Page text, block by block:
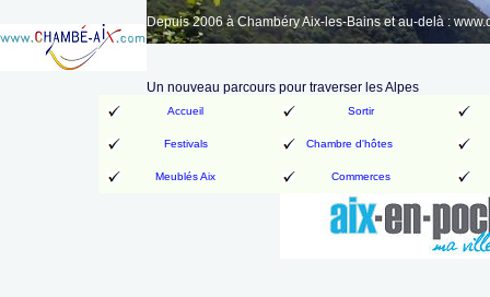
Depuis 2006 à Chambéry Aix-les-Bains et au-delà :
Un nouveau parcours pour traverser les Alpes
Accueil Sortir
Festivals Chambre d'hôtes
Meublés Aix Commerces